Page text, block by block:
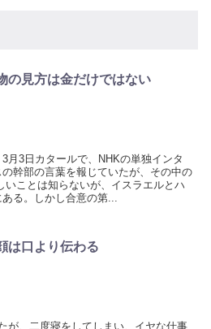
の見方は金だけではない
3日カタールで、NHKの単独インタ
幹部の言葉を報じていたが、その中の
ことは知らないが、イスラエルとハ
る。しかし合意の第...
は口より伝わる
が、二度寝をしてしまい、イヤな仕事